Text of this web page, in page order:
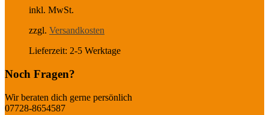
inkl. MwSt.
zzgl. Versandkosten
Lieferzeit: 2-5 Werktage
Noch Fragen?
Wir beraten dich gerne persönlich
07728-8654587